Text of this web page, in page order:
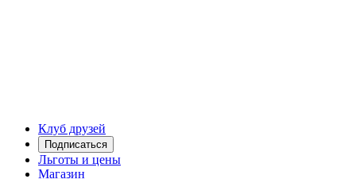
Клуб друзей
Подписаться
Льготы и цены
Магазин